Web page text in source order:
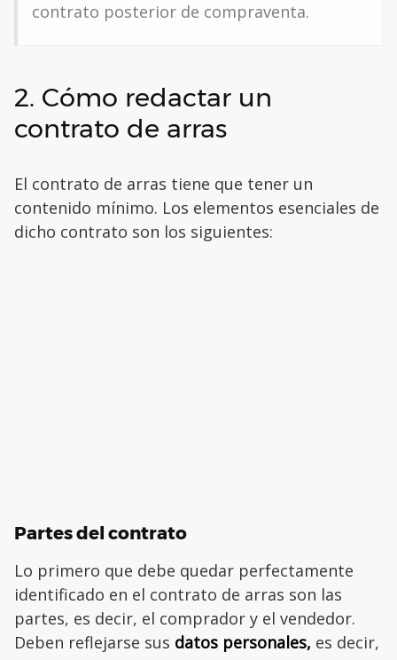
contrato posterior de compraventa.
2. Cómo redactar un
contrato de arras
El contrato de arras tiene que tener un
contenido mínimo. Los elementos esenciales de
dicho contrato son los siguientes:
Partes del contrato
Lo primero que debe quedar perfectamente
identificado en el contrato de arras son las
partes, es decir, el comprador y el vendedor.
Deben reflejarse sus datos personales, es decir,